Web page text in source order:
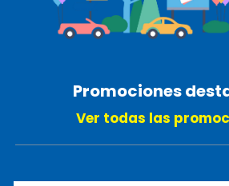
Promociones
Ver todas las